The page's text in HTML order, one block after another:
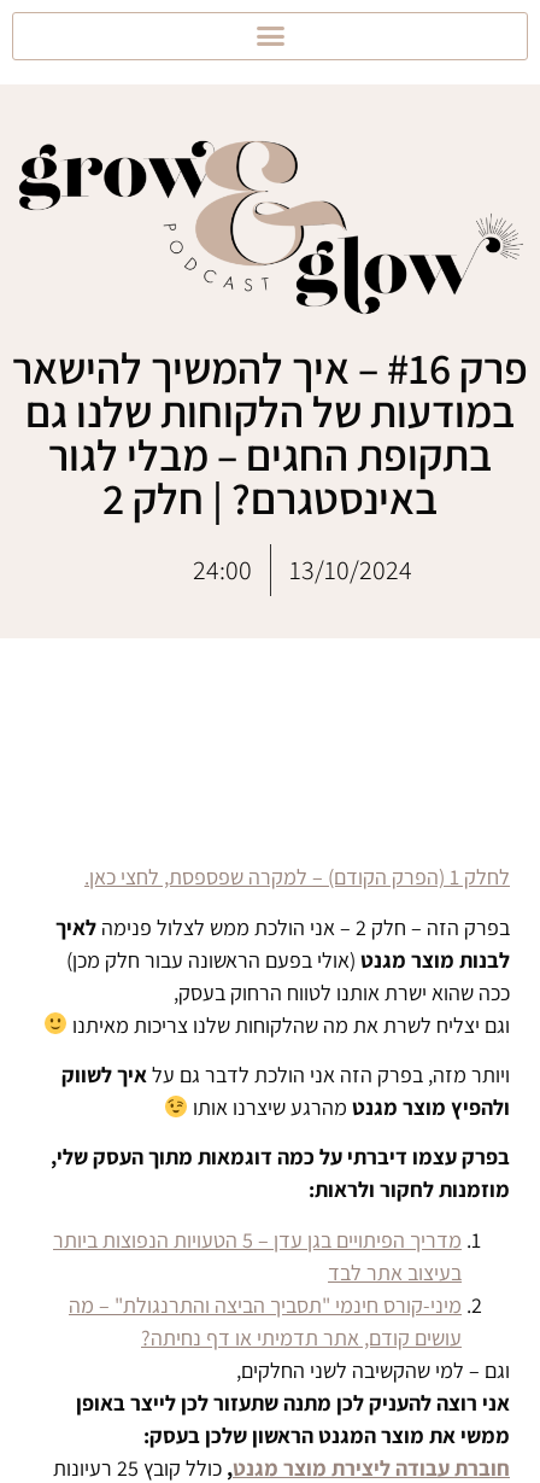
פרק #16 – איך להמשיך להישאר
במודעות של הלקוחות שלנו גם
בתקופת החגים – מבלי לגור
באינסטגרם? | חלק 2
13/10/2024
24:00
לחלק 1 (הפרק הקודם) – למקרה שפספסת, לחצי כאן.
בפרק הזה – חלק 2 – אני הולכת ממש לצלול פנימה
לאיך
לבנות מוצר מגנט (אולי בפעם הראשונה עבור חלק מכן)
ככה שהוא ישרת אותנו לטווח הרחוק בעסק,
וגם יצליח לשרת את מה שהלקוחות שלנו צריכות מאיתנו
ויותר מזה, בפרק הזה אני הולכת לדבר גם עלאיך לשווק
ולהפיץ מוצר מגנט מהרגע שיצרנו אותו
בפרק עצמו דיברתי על כמה דוגמאות מתוך העסק שלי,
מוזמנות לחקור ולראות:
מדריך הפיתויים בגן עדן – 5 הטעויות הנפוצות ביותר
בעיצוב אתר לבד
מיני-קורס חינמי "תסביך הביצה והתרנגולת" – מה
עושים קודם, אתר תדמיתי או דף נחיתה?
וגם – למי שהקשיבה לשני החלקים,
אני רוצה להעניק לכן מתנה שתעזור לכן לייצר באופן
ממשי את מוצר המגנט הראשון שלכן בעסק:
חוברת עבודה ליצירת מוצר מגנט,
כולל קובץ 25 רעיונות